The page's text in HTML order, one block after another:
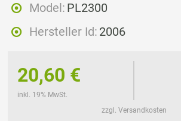
Model: PL2300
Hersteller Id: 2006
20,60 €
inkl. 19% MwSt.
zzgl. Versandkosten